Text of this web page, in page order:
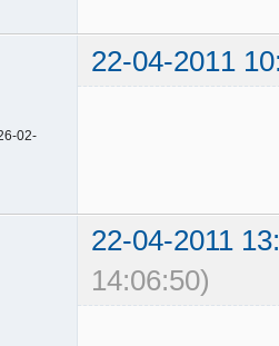
22-04-2011
02-
22-04-2011
14:06:50)